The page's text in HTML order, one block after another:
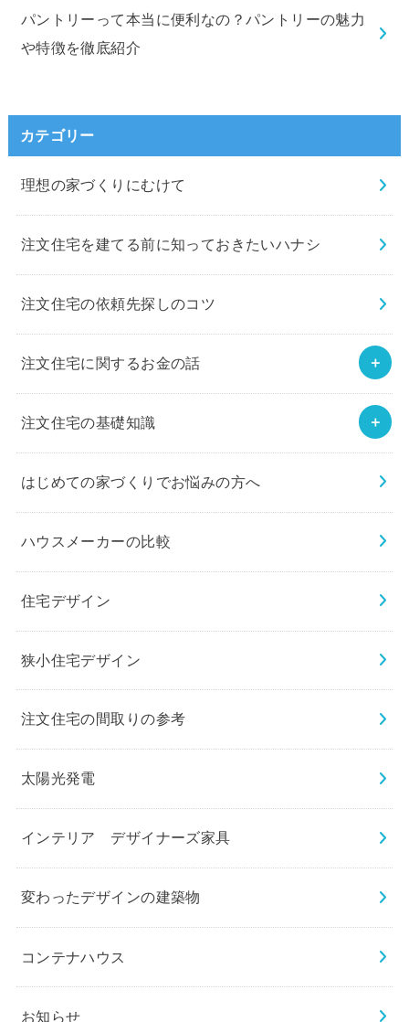
パントリーって本当に便利なの？パントリーの魅力
や特徴を徹底紹介
カテゴリー
理想の家づくりにむけて
注文住宅を建てる前に知っておきたいハナシ
注文住宅の依頼先探しのコツ
注文住宅に関するお金の話
注文住宅の基礎知識
はじめての家づくりでお悩みの方へ
ハウスメーカーの比較
住宅デザイン
狭小住宅デザイン
注文住宅の間取りの参考
太陽光発電
インテリア デザイナーズ家具
変わったデザインの建築物
コンテナハウス
お知らせ